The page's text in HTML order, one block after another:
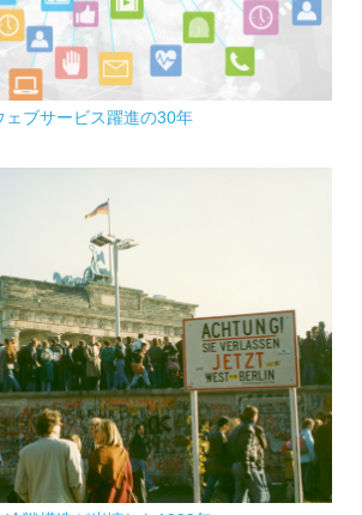
ェブサービス躍進の30年